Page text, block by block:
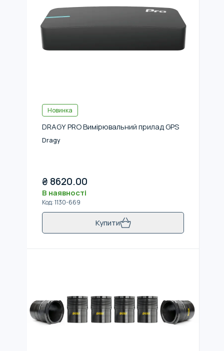
Новинка
DRAGY PRO Вимірювальний прилад GPS
Dragy
₴ 8620.00
В наявності
Код:1130-669
Купити